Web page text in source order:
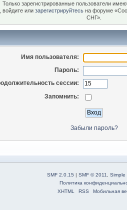
Только зарегистрированные пользователи
войдите или зарегистрируйтесь на форуме
СНГ».
Имя пользователя:
Пароль:
сессии:
Запомнить:
Забыли пароль?
SMF 2.0.15 | SMF © 2011
Simple
Политика
XHTML
RSS Мобильная